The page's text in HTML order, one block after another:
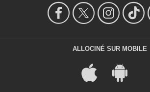
ALLOCINÉ SUR MOBILE